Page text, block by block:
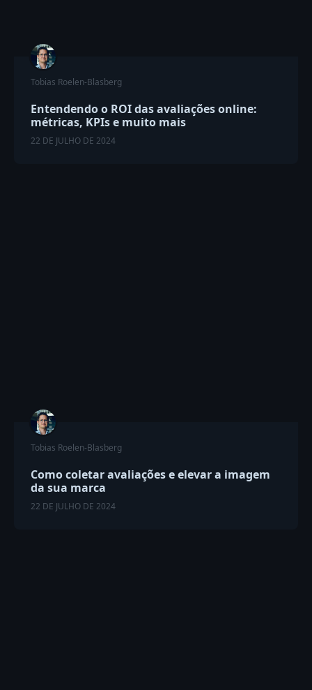
Tobias Roelen-Blasberg
Entendendo o ROI das avaliações online:
métricas, KPIs e muito mais
22 DE JULHO DE 2024
Tobias Roelen-Blasberg
Como coletar avaliações e elevar a imagem
da sua marca
22 DE JULHO DE 2024